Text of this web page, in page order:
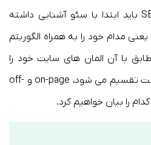
برای درک تفاوت SEO و SEM باید ابتدا با سئو آشنایی داشته
مدام خود را به همراه الگوریتم
با آن المان های سایت خود را
بهینه کنید. سئو به دو قسمت تقسیم می شود، on-page و off-